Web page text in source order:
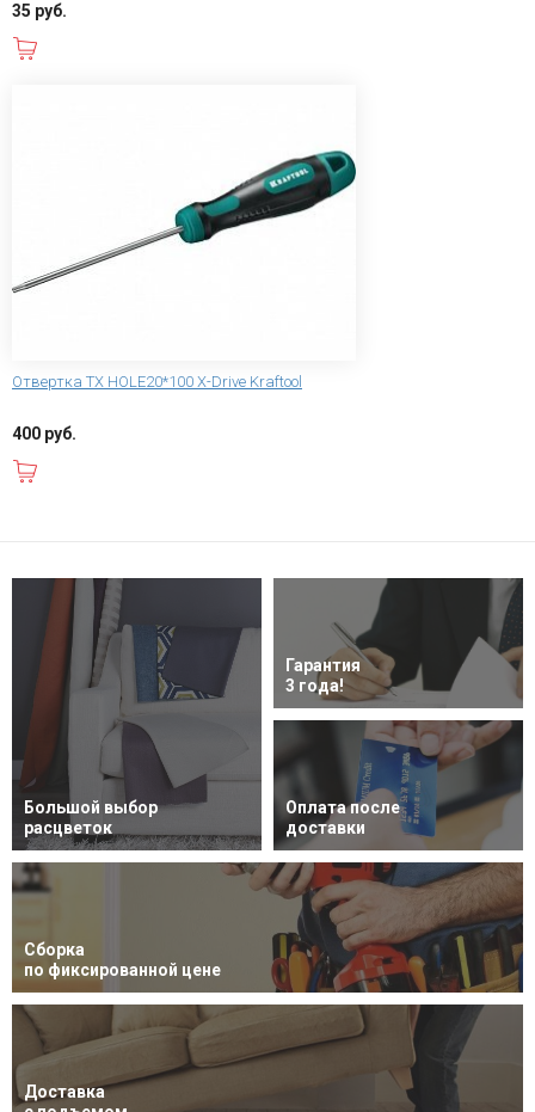
35 руб.
Отвертка TX HOLE20*100 X-Drive Kraftool
400 руб.
Большой выбор
расцветок
Гарантия
3 года!
Оплата после
доставки
Сборка
по фиксированной цене
Доставка